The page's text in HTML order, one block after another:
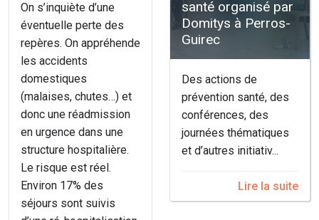
On s’inquiète d’une
éventuelle perte des
repères. On appréhende
les accidents
domestiques
(malaises, chutes…) et
donc une réadmission
en urgence dans une
structure hospitalière.
Le risque est réel.
Environ 17% des
séjours sont suivis
santé organisé par
Domitys à Perros-
Guirec
Des actions de
prévention santé, des
conférences, des
journées thématiques
et d’autres initiativ...
Lire la suite